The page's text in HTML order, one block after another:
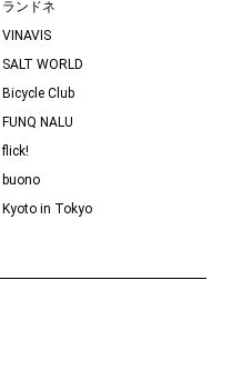
ランドネ
VINAVIS
SALT WORLD
Bicycle Club
FUNQ NALU
flick!
buono
Kyoto in Tokyo